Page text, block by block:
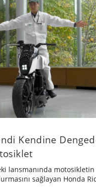
Kendine
lansmanında
sağlayan Honda